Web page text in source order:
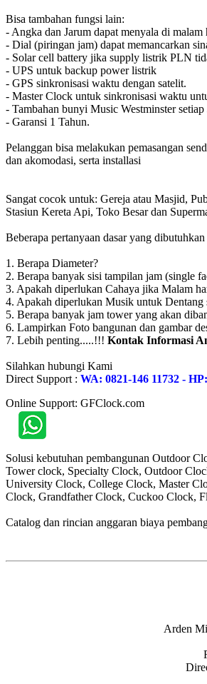
Bisa tambahan fungsi lain:
- Angka dan Jarum dapat menyala di malam
- Dial (piringan jam) dapat memancarkan
- Solar cell battery jika supply listrik PLN
- UPS untuk backup power listrik
- GPS sinkronisasi waktu dengan satelit.
- Master Clock untuk sinkronisasi waktu
- Tambahan bunyi Music Westminster setiap
- Garansi 1 Tahun.
Pelanggan bisa melakukan pemasangan
dan akomodasi, serta installasi
Sangat cocok untuk: Gereja atau Masjid,
Stasiun Kereta Api, Toko Besar dan
Beberapa pertanyaan dasar yang
1. Berapa Diameter?
2. Berapa banyak sisi tampilan jam (single
3. Apakah diperlukan Cahaya jika Malam
4. Apakah diperlukan Musik untuk Dentang
5. Berapa banyak jam tower yang akan
6. Lampirkan Foto bangunan dan gambar
7. Lebih penting.....!!! Kontak Informasi
Silahkan hubungi Kami
Direct Support : WA: 0821-146 11732 -
Online Support: GFClock.com
Solusi kebutuhan pembangunan Outdoor
Tower clock, Specialty Clock, Outdoor
University Clock, College Clock, Master
Clock, Grandfather Clock, Cuckoo Clock,
Catalog dan rincian anggaran biaya
Arden